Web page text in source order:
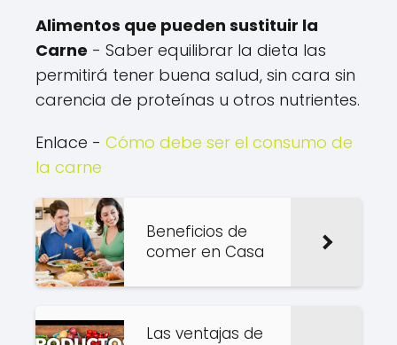
Alimentos que pueden sustituir la
Carne - Saber equilibrar la dieta las
permitirá tener buena salud, sin cara sin
carencia de proteínas u otros nutrientes.
Enlace - Cómo debe ser el consumo de
la carne
Beneficios de
comer en Casa
Las ventajas de